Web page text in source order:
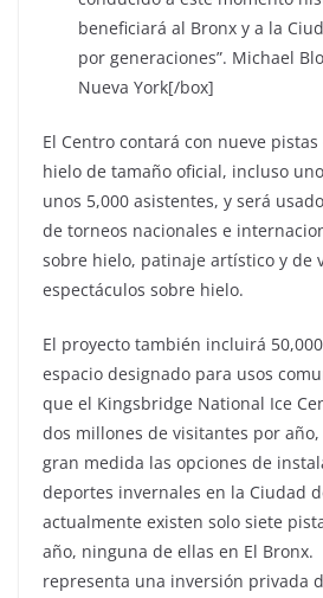
beneficiará al Bronx y a la
por generaciones”. Michael
Nueva York[/box]
El Centro contará con nueve
hielo de tamaño oficial, incluso
unos 5,000 asistentes, y será
de torneos nacionales e
sobre hielo, patinaje artístico y de
espectáculos sobre hielo.
El proyecto también incluirá
espacio designado para usos
que el Kingsbridge National Ice
dos millones de visitantes por
gran medida las opciones de
deportes invernales en la Ciudad
actualmente existen solo siete
año, ninguna de ellas en El Bronx.
representa una inversión privada